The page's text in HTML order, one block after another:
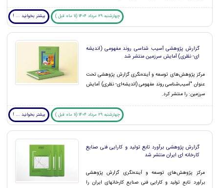
چهارشنبه 29 مرداد 1404 (11 ماه قبل ) بیشتر بخوانید ... !
گزارش پژوهشی آسیب شناسی روند مفهومی (اندیشه
ای- نظری) آمایش سرزمین منتشر شد
مرکز پژوهش‌های توسعه و آینده‌‍نگری گزارش پژوهشی تحت
عنوان "آسیب‌شناسی روند مفهومی (اندیشه‌ای- نظری) آمایش
سرزمین: را منتشر کرد.
چهارشنبه 29 مرداد 1404 (11 ماه قبل ) بیشتر بخوانید ... !
گزارش پژوهشی برآورد تابع تولید و کارایی فنی صنایع
کارخانه ای ایران منتشر شد
مرکز پژوهش‌های توسعه و آینده‌نگری گزارش پژوهشی
برآورد تابع تولید و کارایی فنی صنایع کارخانه‏ای ایران را